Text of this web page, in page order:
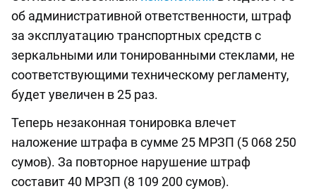
об административной ответственности, штраф
за эксплуатацию транспортных средств с
зеркальными или тонированными стеклами, не
соответствующими техническому регламенту,
будет увеличен в 25 раз.
Теперь незаконная тонировка влечет
наложение штрафа в сумме 25 МРЗП (5 068 250
сумов). За повторное нарушение штраф
составит 40 МРЗП (8 109 200 сумов).